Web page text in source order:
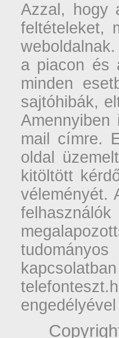
Azzal, hogy
feltételeket,
a piacon és
minden
sajtóhibák,
mail címre.
oldal
kitöltött
véleményét.